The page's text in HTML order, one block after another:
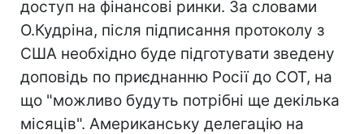
доступ на фінансові ринки. За словами
О.Кудріна, після підписання протоколу з
США необхідно буде підготувати зведену
доповідь по приєднанню Росії до СОТ, на
що "можливо будуть потрібні ще декілька
місяців". Американську делегацію на